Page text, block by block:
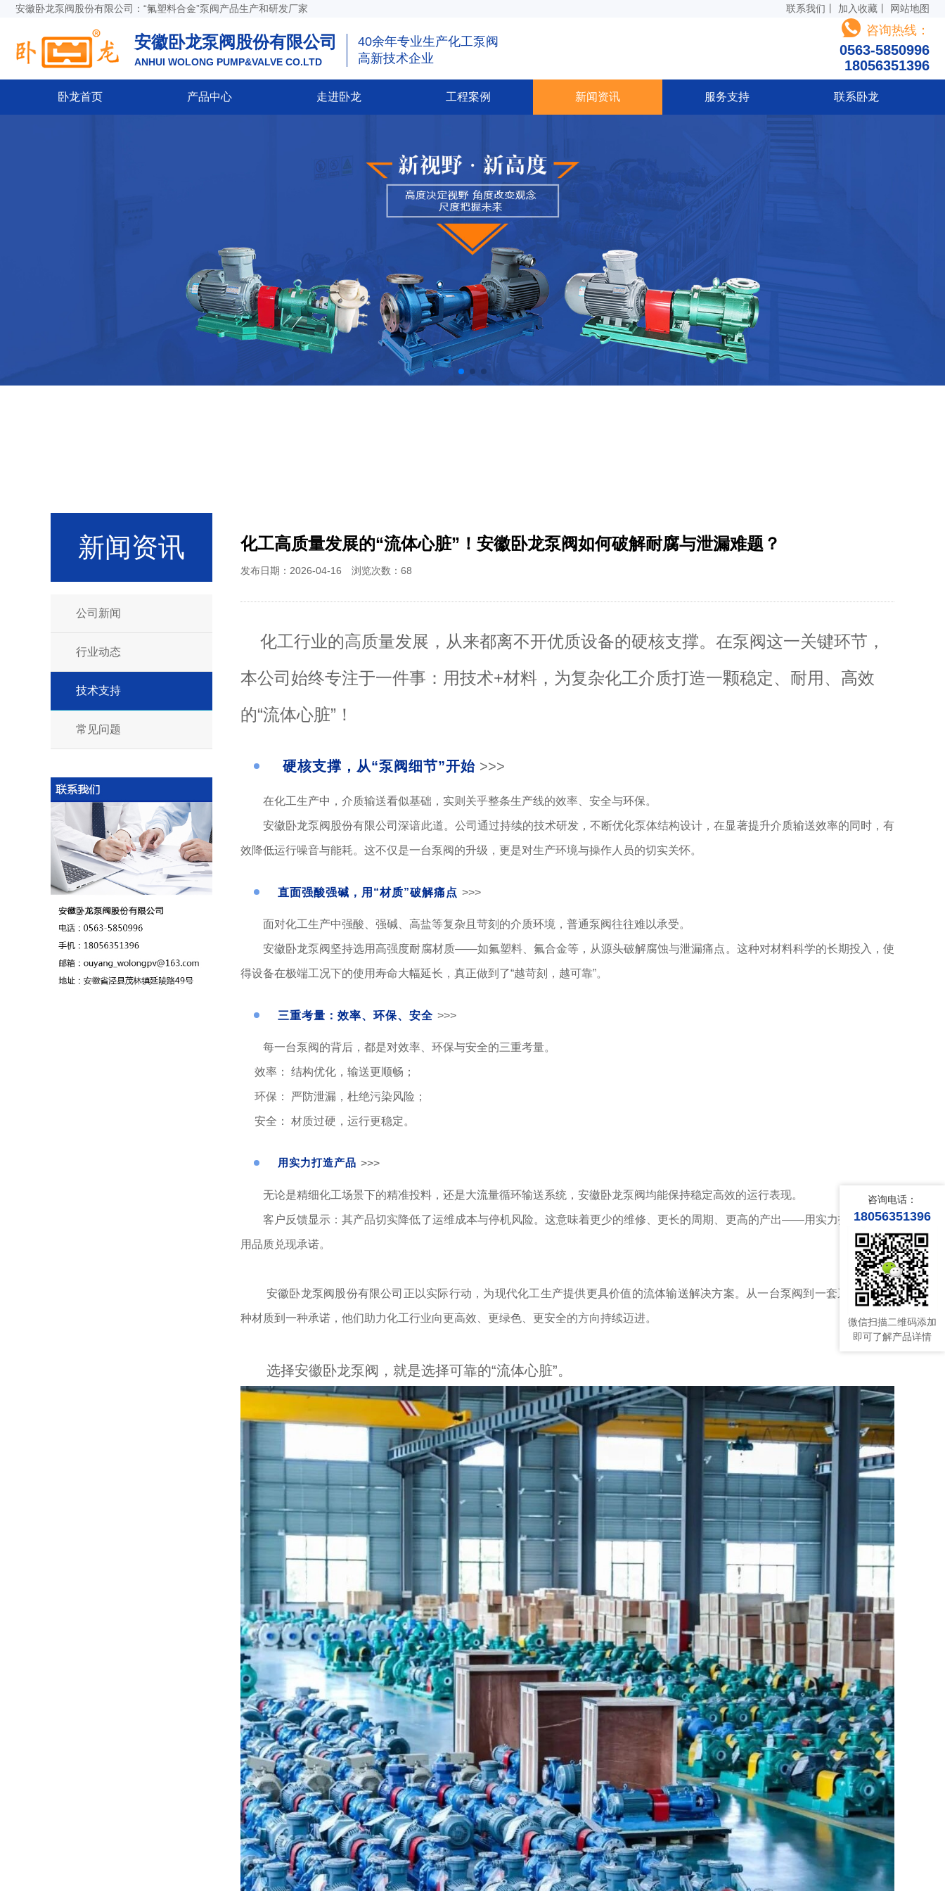
安徽卧龙泵阀股份有限公司：“氟塑料合金”泵阀产品生产和研发厂家 联系我们 加入收藏 网站地图
安徽卧龙泵阀股份有限公司
ANHUI WOLONG PUMP&VALVE CO.LTD
40余年专业生产化工泵阀
高新技术企业
咨询热线：
0563-5850996
18056351396
卧龙首页 产品中心 走进卧龙 工程案例 新闻资讯 服务支持 联系卧龙
新闻资讯
公司新闻
行业动态
技术支持
常见问题
化工高质量发展的“流体心脏”！安徽卧龙泵阀如何破解耐腐与泄漏难题？
发布日期：2026-04-16 浏览次数： 68
化工行业的高质量发展，从来都离不开优质设备的硬核支撑。在泵阀这一关键环节，
本公司始终专注于一件事：用技术+材料，为复杂化工介质打造一颗稳定、耐用、高效
的“流体心脏”！
硬核支撑，从“泵阀细节”开始 >>>
在化工生产中，介质输送看似基础，实则关乎整条生产线的效率、安全与环保。
安徽卧龙泵阀股份有限公司深谙此道。公司通过持续的技术研发，不断优化泵体结构设计，在显著提升介质输送效率的同时，有
效降低运行噪音与能耗。这不仅是一台泵阀的升级，更是对生产环境与操作人员的切实关怀。
直面强酸强碱，用“材质”破解痛点 >>>
面对化工生产中强酸 、强碱、高盐等复杂且苛刻的介质环境，普通泵阀往往难以承受。
安徽卧龙泵阀坚持选用高强度耐腐材质——如氟塑料、 氟合金等，从源头破解腐蚀与泄漏痛点。这种对材料科学的长期投入，使
得设备在极端工况下的使用寿命大幅延长，真正做到了“越苛刻，越可靠”。
三重考量：效率、环保、安全 >>>
每一台泵阀的背后，都是对效率、环保与安全的三重考量。
效率： 结构优化，输送更顺畅；
环保： 严防泄漏，杜绝污染风险；
安全： 材质过硬，运行更稳定。
用实力打造产品 >>>
无论是精细化工场景下的精准投料，还是大流量循环输送系统，安徽卧龙泵阀均能保持稳定高效的运行表现。
客户反馈显示：其产品切实降低了运维成本与停机风险。这意味着更少的维修、更长的周期、更高的产出——用实力打造产品，
用品质兑现承诺。
安徽卧龙泵阀股份有限公司正以实际行动，为现代化工生产提供更具价值的流体输送解决方案。从一台泵阀到一套系统，从一
种材质到一种承诺，他们助力化工行业向更高效、更绿色、更安全的方向持续迈进。
选择安徽卧龙泵阀，就是选择可靠的“流体心脏”。
咨询电话：
18056351396
微信扫描二维码添加
即可了解产品详情